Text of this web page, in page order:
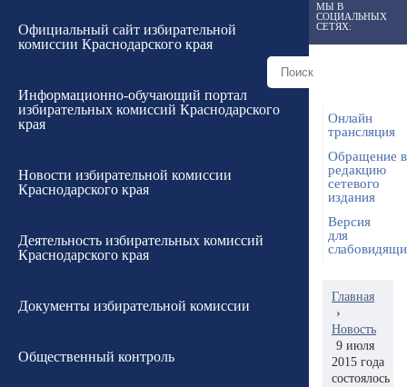
Официальный сайт избирательной
комиссии Краснодарского края
Информационно-обучающий портал
избирательных комиссий Краснодарского
края
Новости избирательной комиссии
Краснодарского края
Деятельность избирательных комиссий
Краснодарского края
Документы избирательной комиссии
Общественный контроль
МЫ В
СОЦИАЛЬНЫХ
СЕТЯХ:
Онлайн
трансляция
Обращение в
редакцию
сетевого
издания
Версия
для
Главная
›
Новость
9 июля
2015 года
состоялось